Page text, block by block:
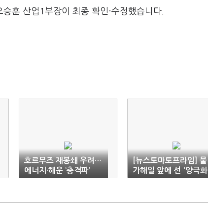
훈 산업1부장이 최종 확인·수정했습니다.
호르무즈 재봉쇄 우려…
에너지·해운 ‘충격파’
[뉴스토마토프라임] 물
가해일 앞에 선 '양극